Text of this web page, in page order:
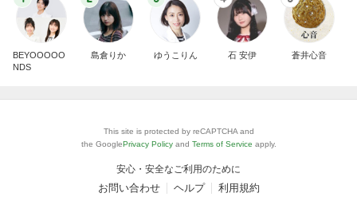
BEYOOOOO
NDS
島倉りか ゆうこりん 石 安伊 蒼井心音
This site is protected by reCAPTCHA and
the GooglePrivacy Policy and Terms of Service apply.
安心・安全なご利用のために
お問い合わせ ヘルプ 利用規約